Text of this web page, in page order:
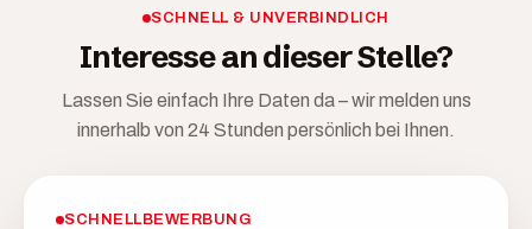
SCHNELL & UNVERBINDLICH
Interesse an dieser Stelle?
Lassen Sie einfach Ihre Daten da – wir melden uns
innerhalb von 24 Stunden persönlich bei Ihnen.
SCHNELLBEWERBUNG